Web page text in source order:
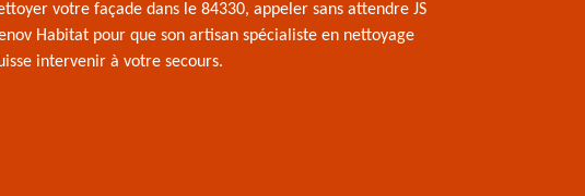
votre façade dans le 84330, appeler sans attendre JS
Habitat pour que son artisan spécialiste en nettoyage
intervenir à votre secours.